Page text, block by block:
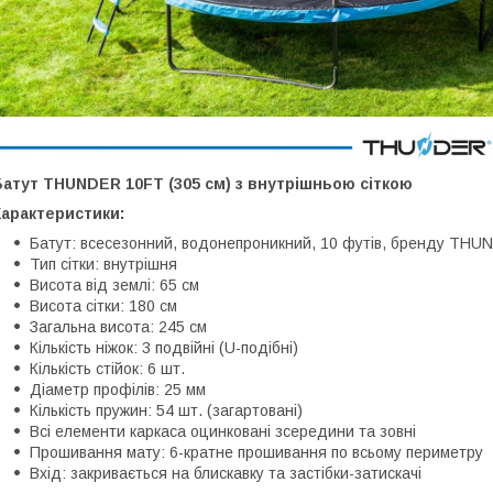
THUNDER 10FT (305 см) з внутрішньою сіткою
Батут: всесезонний, водонепроникний, 10 футів, бренду
Тип сітки: внутрішня
Висота від землі: 65 см
Висота сітки: 180 см
Загальна висота: 245 см
Кількість ніжок: 3 подвійні (U-подібні)
Кількість стійок: 6 шт.
Діаметр профілів: 25 мм
Кількість пружин: 54 шт. (загартовані)
Всі елементи каркаса оцинковані зсередини та зовні
Прошивання мату: 6-кратне прошивання по всьому периметру
Вхід: закривається на блискавку та застібки-затискачі